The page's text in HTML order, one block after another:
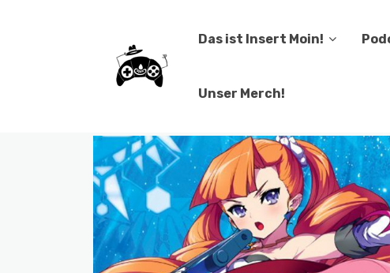
Das ist Insert Moin!
Unser Merch!